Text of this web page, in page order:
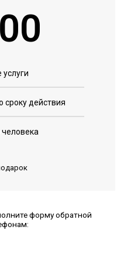
сроку действия
форму обратной